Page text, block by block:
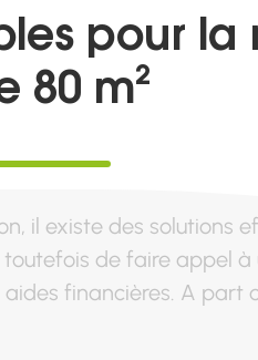
pour la
80 m²
il existe des solutions
toutefois de faire appel à
financières. A part